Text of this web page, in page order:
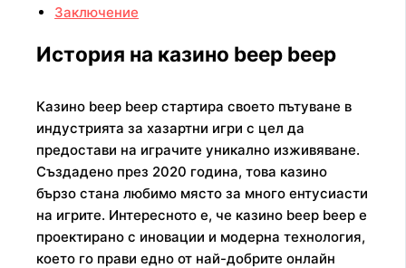
Заключение
История на казино beep beep
Казино beep beep стартира своето пътуване в
индустрията за хазартни игри с цел да
предостави на играчите уникално изживяване.
Създадено през 2020 година, това казино
бързо стана любимо място за много ентусиасти
на игрите. Интересното е, че казино beep beep е
проектирано с иновации и модерна технология,
което го прави едно от най-добрите онлайн